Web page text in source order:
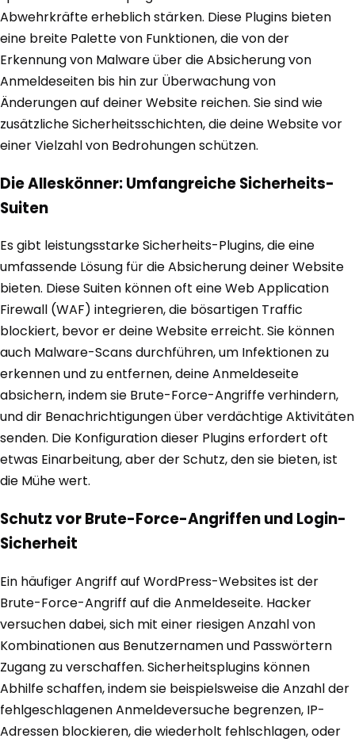
Abwehrkräfte erheblich stärken. Diese Plugins bieten
eine breite Palette von Funktionen, die von der
Erkennung von Malware über die Absicherung von
Anmeldeseiten bis hin zur Überwachung von
Änderungen auf deiner Website reichen. Sie sind wie
zusätzliche Sicherheitsschichten, die deine Website vor
einer Vielzahl von Bedrohungen schützen.
Die Alleskönner: Umfangreiche Sicherheits-
Suiten
Es gibt leistungsstarke Sicherheits-Plugins, die eine
umfassende Lösung für die Absicherung deiner Website
bieten. Diese Suiten können oft eine Web Application
Firewall (WAF) integrieren, die bösartigen Traffic
blockiert, bevor er deine Website erreicht. Sie können
auch Malware-Scans durchführen, um Infektionen zu
erkennen und zu entfernen, deine Anmeldeseite
absichern, indem sie Brute-Force-Angriffe verhindern,
und dir Benachrichtigungen über verdächtige Aktivitäten
senden. Die Konfiguration dieser Plugins erfordert oft
etwas Einarbeitung, aber der Schutz, den sie bieten, ist
die Mühe wert.
Schutz vor Brute-Force-Angriffen und Login-
Sicherheit
Ein häufiger Angriff auf WordPress-Websites ist der
Brute-Force-Angriff auf die Anmeldeseite. Hacker
versuchen dabei, sich mit einer riesigen Anzahl von
Kombinationen aus Benutzernamen und Passwörtern
Zugang zu verschaffen. Sicherheitsplugins können
Abhilfe schaffen, indem sie beispielsweise die Anzahl der
fehlgeschlagenen Anmeldeversuche begrenzen, IP-
Adressen blockieren, die wiederholt fehlschlagen, oder